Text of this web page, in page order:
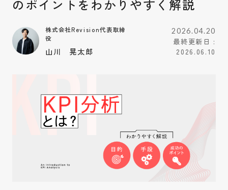
コラム Column
のポイントをわかりやすく解説
株式会社Revision代表取締
役
山川 晃太郎
2026.04.20
最終更新日 :
2026.06.10